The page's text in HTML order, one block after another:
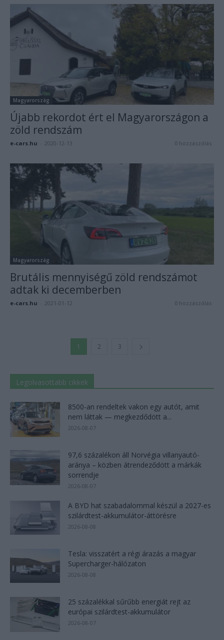
Magyarország
Újabb rekordot ért el Magyarországon a
zöld rendszám
e-cars.hu 2020-12-13 0 hozzászólás
Magyarország
Brutális mennyiségű zöld rendszámot
adtak ki decemberben
e-cars.hu 2021-01-12 0 hozzászólás
1 2 3
Legolvasottabb cikkek
8500-an rendeltek vakon egy autót, amit
nem láttak — megkezdődött a...
2026-08-07
97,6 százalékon áll Norvégia villanyautó-
aránya – közben átrendeződött a márkák
sorrendje
2026-08-07
A BYD hat szabadalommal készül a 2027-es
szilárdtest-akkumulátor-áttörésre
2026-08-08
Tesla: visszatért a régi árazás a magyar
Supercharger-hálózaton
2026-08-08
25 százalékkal sűrűbb energiát rejt az
európai szilárdtest-akkumulátor
2026-08-07